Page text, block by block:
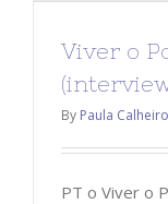
Viver o
By Paula
PT o Viver o